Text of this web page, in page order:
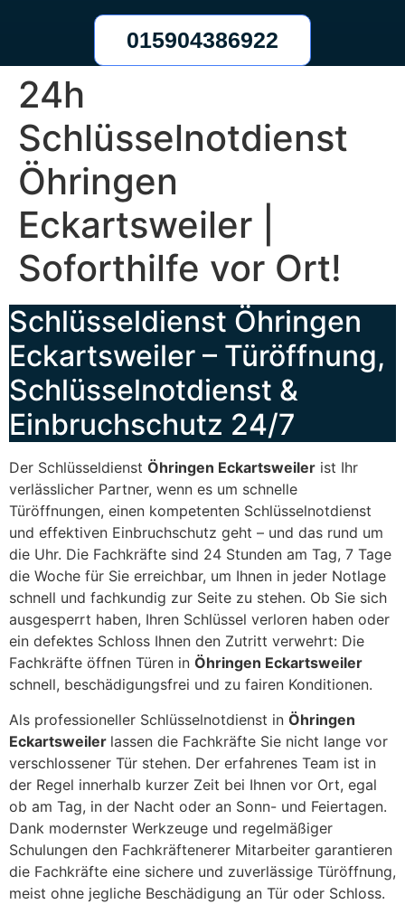
015904386922
24h
Schlüsselnotdienst
Öhringen
Eckartsweiler |
Soforthilfe vor Ort!
Schlüsseldienst Öhringen
Eckartsweiler – Türöffnung,
Schlüsselnotdienst &
Einbruchschutz 24/7
Der Schlüsseldienst Öhringen Eckartsweiler ist Ihr
verlässlicher Partner, wenn es um schnelle
Türöffnungen, einen kompetenten Schlüsselnotdienst
und effektiven Einbruchschutz geht – und das rund um
die Uhr. Die Fachkräfte sind 24 Stunden am Tag, 7 Tage
die Woche für Sie erreichbar, um Ihnen in jeder Notlage
schnell und fachkundig zur Seite zu stehen. Ob Sie sich
ausgesperrt haben, Ihren Schlüssel verloren haben oder
ein defektes Schloss Ihnen den Zutritt verwehrt: Die
Fachkräfte öffnen Türen in Öhringen Eckartsweiler
schnell, beschädigungsfrei und zu fairen Konditionen.
Als professioneller Schlüsselnotdienst in Öhringen
Eckartsweiler lassen die Fachkräfte Sie nicht lange vor
verschlossener Tür stehen. Der erfahrenes Team ist in
der Regel innerhalb kurzer Zeit bei Ihnen vor Ort, egal
ob am Tag, in der Nacht oder an Sonn- und Feiertagen.
Dank modernster Werkzeuge und regelmäßiger
Schulungen den Fachkräftenerer Mitarbeiter garantieren
die Fachkräfte eine sichere und zuverlässige Türöffnung,
meist ohne jegliche Beschädigung an Tür oder Schloss.